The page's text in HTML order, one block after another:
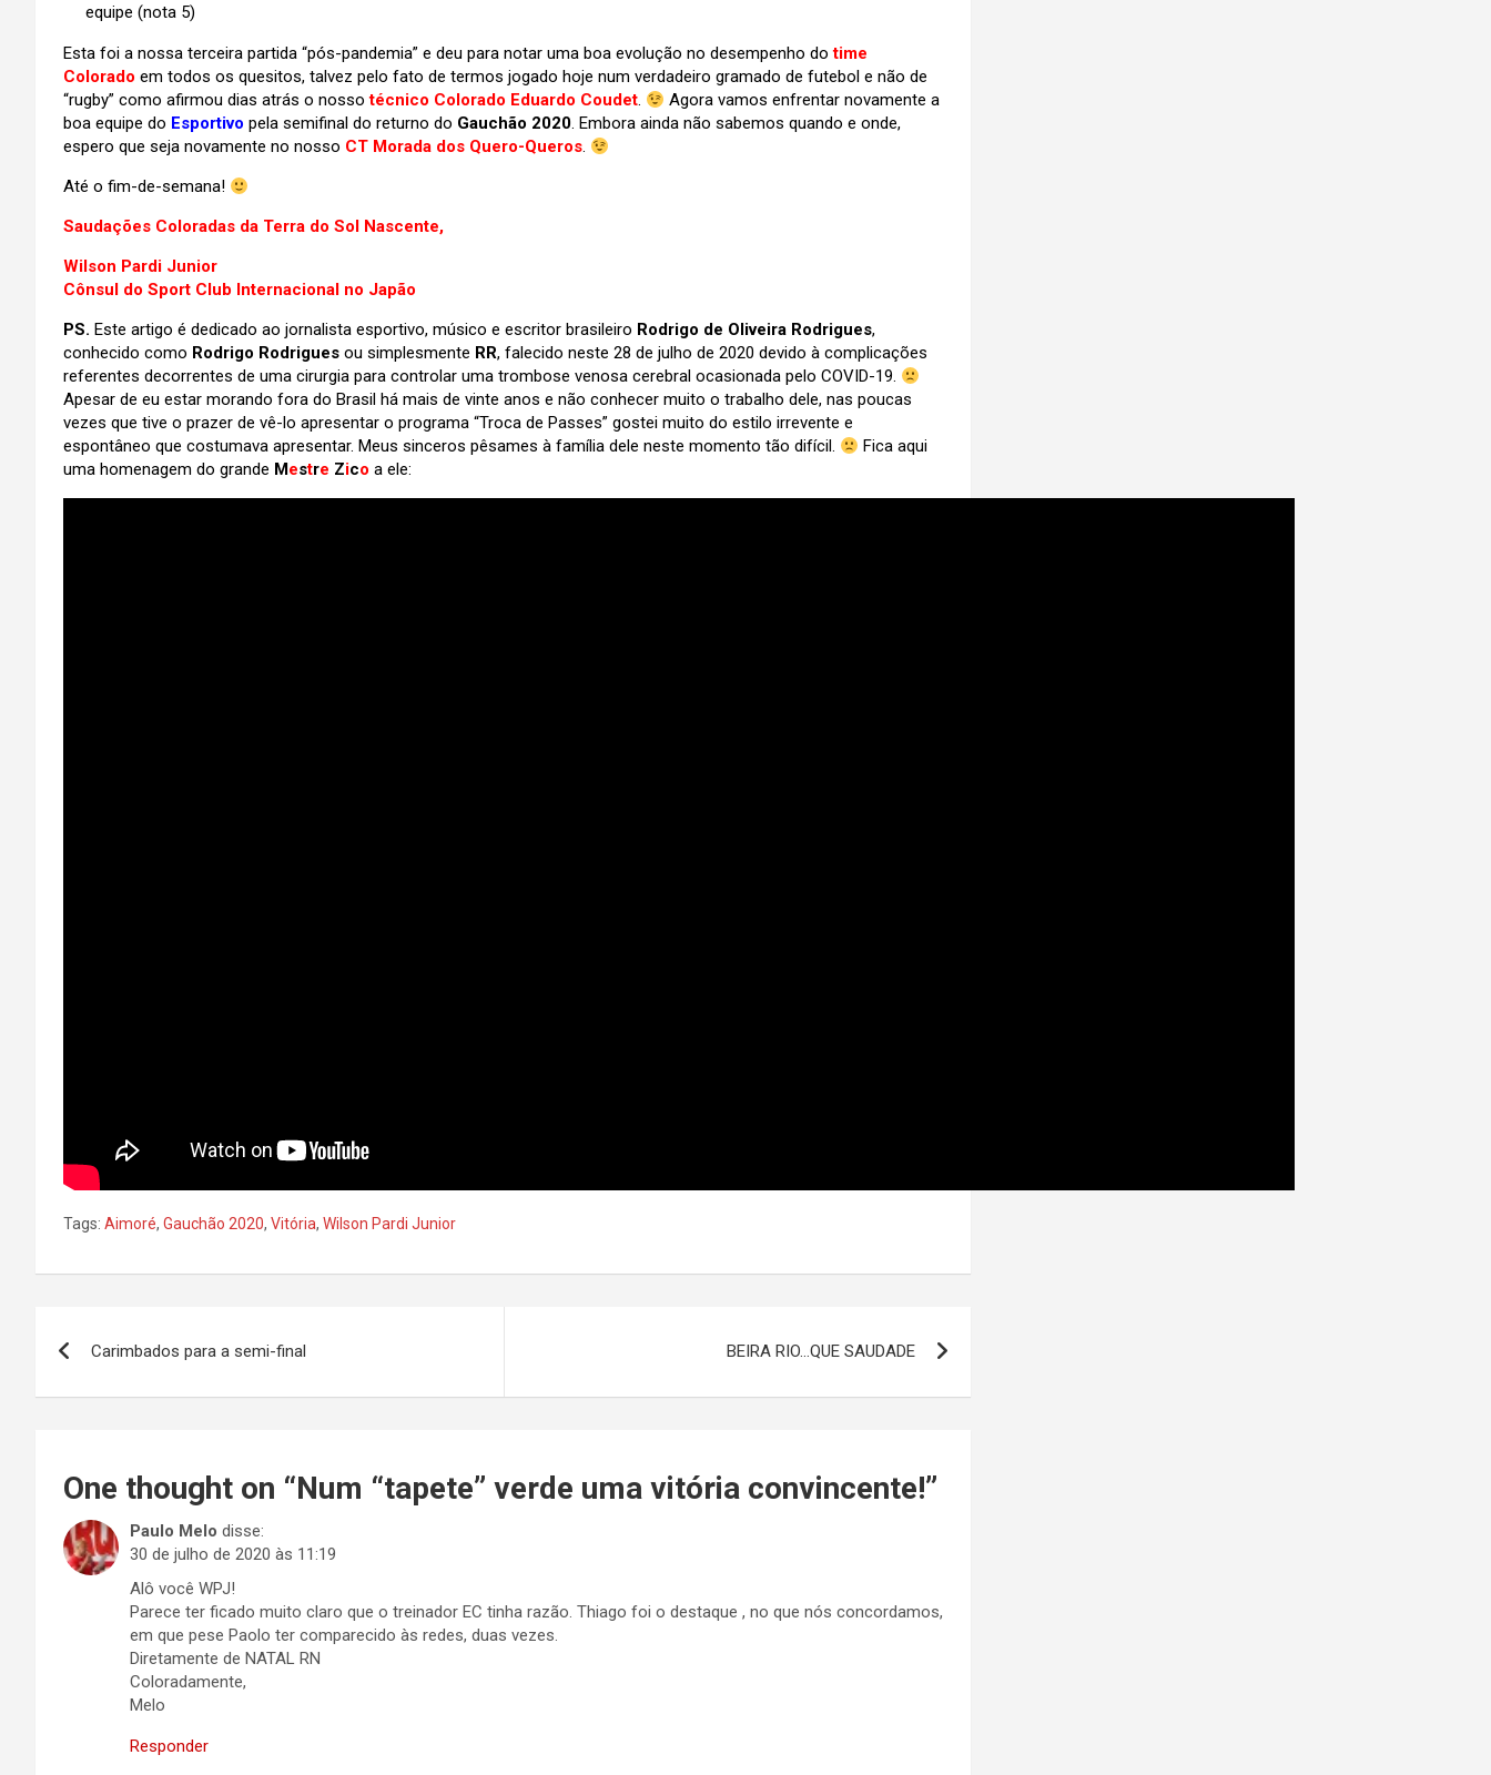
equipe (nota 5)
Esta foi a nossa terceira partida “pós-pandemia” e deu para notar uma boa evolução no desempenho do time
Colorado em todos os quesitos, talvez pelo fato de termos jogado hoje num verdadeiro gramado de futebol e não de
“rugby” como afirmou dias atrás o nossotécnico Colorado Eduardo Coudet.
Agora vamos enfrentar novamente a
boa equipe do Esportivo pela semifinal do returno do Gauchão 2020. Embora ainda não sabemos quando e onde,
espero que seja novamente no nosso CT Morada dos Quero-Queros.
Até o fim-de-semana!
Saudações Coloradas da Terra do Sol Nascente,
Wilson Pardi Junior
Cônsul do Sport Club Internacional no Japão
PS. Este artigo é dedicado ao jornalista esportivo, músico e escritor brasileiro Rodrigo de Oliveira Rodrigues,
conhecido como Rodrigo Rodrigues ou simplesmente RR, falecido neste 28 de julho de 2020 devido à complicações
referentes decorrentes de uma cirurgia para controlar uma trombose venosa cerebral ocasionada pelo COVID-19.
Apesar de eu estar morando fora do Brasil há mais de vinte anos e não conhecer muito o trabalho dele, nas poucas
vezes que tive o prazer de vê-lo apresentar o programa “Troca de Passes” gostei muito do estilo irrevente e
espontâneo que costumava apresentar. Meus sinceros pêsames à família dele neste momento tão difícil.
Fica aqui
uma homenagem do grande Mestre Zico a ele:
Tags: Aimoré, Gauchão 2020, Vitória, Wilson Pardi Junior
de
Carimbados para a semi-final BEIRA RIO…QUE SAUDADE
One thought on “Num “tapete” verde uma vitória convincente!”
Paulo Melo disse:
30 de julho de 2020 às 11:19
Alô você WPJ!
Parece ter ficado muito claro que o treinador EC tinha razão. Thiago foi o destaque , no que nós concordamos,
em que pese Paolo ter comparecido às redes, duas vezes.
Diretamente de NATAL RN
Coloradamente,
Melo
Responder